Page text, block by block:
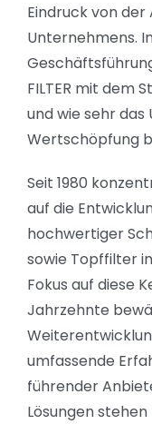
Eindruck von
Unternehmens.
FILTER mit dem
und wie sehr
Wertschöpfung
Seit 1980
auf die
hochwertiger
sowie Topffilter
Fokus auf diese
Jahrzehnte
umfassende
führender
Lösungen